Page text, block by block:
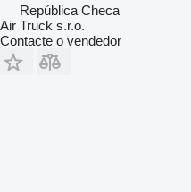
República Checa
Air Truck s.r.o.
Contacte o vendedor